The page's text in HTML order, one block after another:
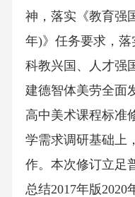
神，落实《教育强
年)》任务要求，
科教兴国、人才强
建德智体美劳全面
高中美术课程标准
学需求调研基础上
作。本次修订立足
总结2017年版